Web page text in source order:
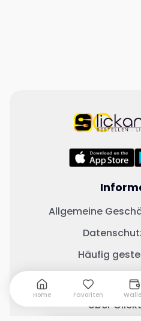
Allgemeine
Häufig
Über
Home Favoriten